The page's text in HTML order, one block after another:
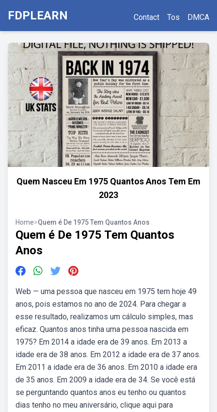
FDPLEARN Contact Tos DMCA
Quem Nasceu Em 1975 Quantos Anos Tem Em
2023
Home>Quem é De 1975 Tem Quantos Anos
Quem é De 1975 Tem Quantos
Anos
Web — uma pessoa que nasceu em 1975 tem hoje 49
anos, pois estamos no ano de 2024. Para chegar a
esse resultado, realizamos um cálculo simples, mas
eficaz. Quantos anos tinha uma pessoa nascida em
1975? Em 2014 a idade era de 39 anos. Em 2013 a
idade era de 38 anos. Em 2012 a idade era de 37 anos.
Em 2011 a idade era de 36 anos. Em 2010 a idade era
de 35 anos. Em 2009 a idade era de 34. Se você está
se perguntando quantos anos eu tenho ou quantos
dias tenho no meu aniversário, clique aqui para